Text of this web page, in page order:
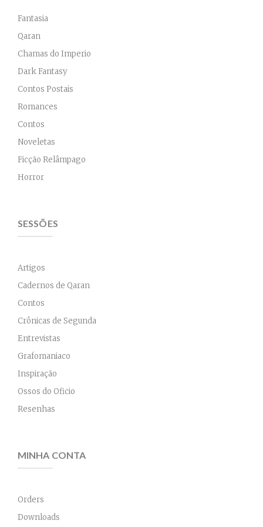
Fantasia
Qaran
Chamas do Imperio
Dark Fantasy
Contos Postais
Romances
Contos
Noveletas
Ficção Relâmpago
Horror
SESSÕES
Artigos
Cadernos de Qaran
Contos
Crônicas de Segunda
Entrevistas
Grafomaniaco
Inspiração
Ossos do Oficio
Resenhas
MINHA CONTA
Orders
Downloads